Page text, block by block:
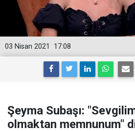
17:08
03 Nisan 2021
Şeyma Subaşı:
olmaktan memnunum"